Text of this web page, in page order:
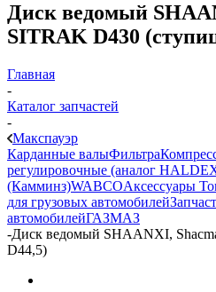
Диск ведомый
SITRAK D430
Главная
-
Каталог запчастей
-
Макспауэр
Карданные валыФильтра
регулировочные (аналог
(Камминз)WABCOАксессуары
для грузовых автомобилей
автомобилейГАЗМАЗ
-Диск ведомый SHAANXI,
D44,5)